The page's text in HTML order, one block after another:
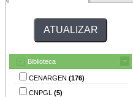
Biblioteca
CENARGEN (176)
CNPGL (5)